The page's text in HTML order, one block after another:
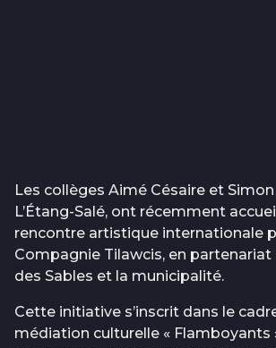
Les collèges Aimé Césaire et
L’Étang-Salé, ont récemment
rencontre artistique internationale
Compagnie Tilawcis, en partenariat
des Sables et la municipalité.
Cette initiative s’inscrit dans le
médiation culturelle « Flamboyants